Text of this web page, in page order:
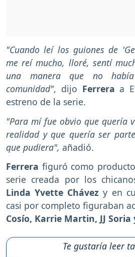
"Cuando leí los guiones de
me reí mucho, lloré, sentí
una manera que no
comunidad", dijo Ferrera a
estreno de la serie.
"Para mí fue obvio que quería
realidad y que quería ser
que pudiera", añadió.
Ferrera figuró como
serie creada por los
Linda Yvette Chávezy en
casi por completo figuraban
Cosío, Karrie Martin, JJ Soria
Te gustaría leer